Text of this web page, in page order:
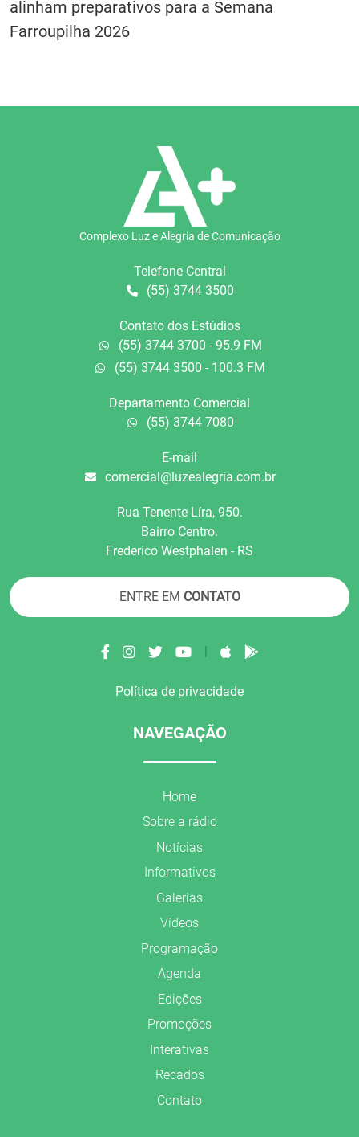
alinham preparativos para a Semana
Farroupilha 2026
Complexo Luz e Alegria de Comunicação
Telefone Central
(55) 3744 3500
Contato dos Estúdios
(55) 3744 3700 - 95.9 FM
(55) 3744 3500 - 100.3 FM
Departamento Comercial
(55) 3744 7080
E-mail
comercial@luzealegria.com.br
Rua Tenente Líra, 950.
Bairro Centro.
Frederico Westphalen - RS
ENTRE EM CONTATO
Política de privacidade
NAVEGAÇÃO
Home
Sobre a rádio
Notícias
Informativos
Galerias
Vídeos
Programação
Agenda
Edições
Promoções
Interativas
Recados
Contato